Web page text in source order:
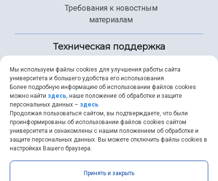
Требования к новостным
материалам
Техническая поддержка
+7 (846) 267-49-99
help@ssau.ru
Самарский университет © 2026 |ssau.ru
Мы используем файлы cookies для улучшения работы сайта
университета и большего удобства его использования.
Более подробную информацию об использовании файлов cookies
можно найти здесь, наше положение об обработке и защите
персональных данных – здесь.
Продолжая пользоваться сайтом, вы подтверждаете, что были
проинформированы об использовании файлов cookies сайтом
университета и ознакомлены с нашим положением об обработке и
защите персональных данных. Вы можете отключить файлы cookies в
настройках Вашего браузера.
Принять и закрыть